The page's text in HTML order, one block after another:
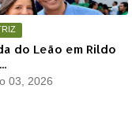
do Leão em Rildo
03, 2026